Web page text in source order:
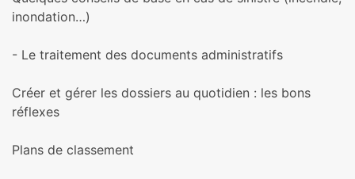
inon­da­tion…)
- Le trai­te­ment des docu­ments admi­nis­tra­tifs
Créer et gérer les dos­siers au quo­ti­dien : les bons
réflexes
Plans de clas­se­ment